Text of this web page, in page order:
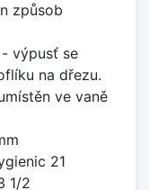
způsob
výpusť se
na dřezu.
ve vaně
21
1/2